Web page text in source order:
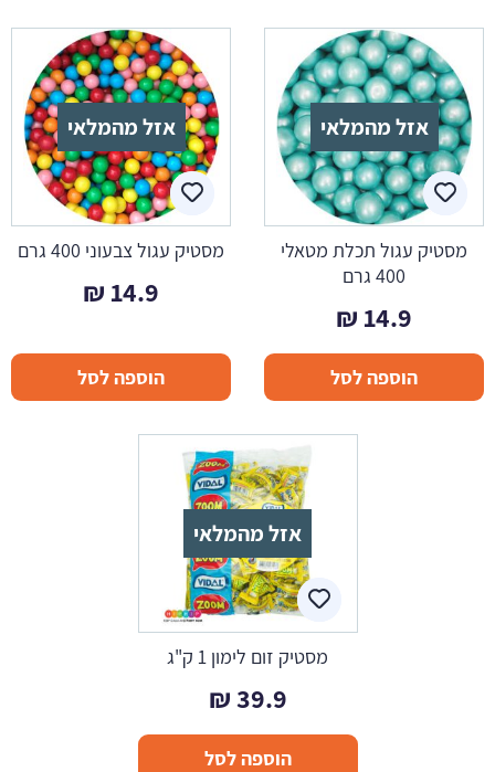
אזל מהמלאי
מסטיק עגול תכלת מטאלי
400 גרם
14.9
₪
הוספה לסל
אזל מהמלאי
מסטיק עגול צבעוני 400 גרם
14.9
₪
הוספה לסל
אזל מהמלאי
מסטיק זום לימון 1 ק"ג
39.9
₪
הוספה לסל